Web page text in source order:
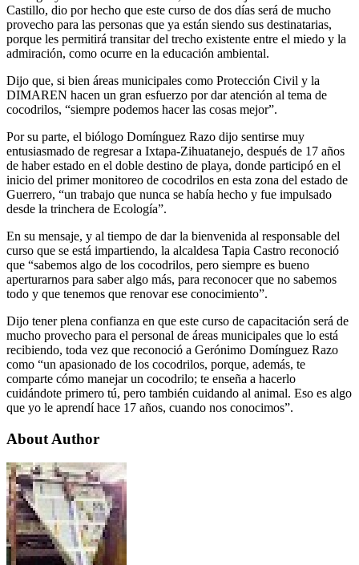
Castillo, dio por hecho que este curso de dos días será de mucho
provecho para las personas que ya están siendo sus destinatarias,
porque les permitirá transitar del trecho existente entre el miedo y la
admiración, como ocurre en la educación ambiental.
Dijo que, si bien áreas municipales como Protección Civil y la
DIMAREN hacen un gran esfuerzo por dar atención al tema de
cocodrilos, “siempre podemos hacer las cosas mejor”.
Por su parte, el biólogo Domínguez Razo dijo sentirse muy
entusiasmado de regresar a Ixtapa-Zihuatanejo, después de 17 años
de haber estado en el doble destino de playa, donde participó en el
inicio del primer monitoreo de cocodrilos en esta zona del estado de
Guerrero, “un trabajo que nunca se había hecho y fue impulsado
desde la trinchera de Ecología”.
En su mensaje, y al tiempo de dar la bienvenida al responsable del
curso que se está impartiendo, la alcaldesa Tapia Castro reconoció
que “sabemos algo de los cocodrilos, pero siempre es bueno
aperturarnos para saber algo más, para reconocer que no sabemos
todo y que tenemos que renovar ese conocimiento”.
Dijo tener plena confianza en que este curso de capacitación será de
mucho provecho para el personal de áreas municipales que lo está
recibiendo, toda vez que reconoció a Gerónimo Domínguez Razo
como “un apasionado de los cocodrilos, porque, además, te
comparte cómo manejar un cocodrilo; te enseña a hacerlo
cuidándote primero tú, pero también cuidando al animal. Eso es algo
que yo le aprendí hace 17 años, cuando nos conocimos”.
About Author